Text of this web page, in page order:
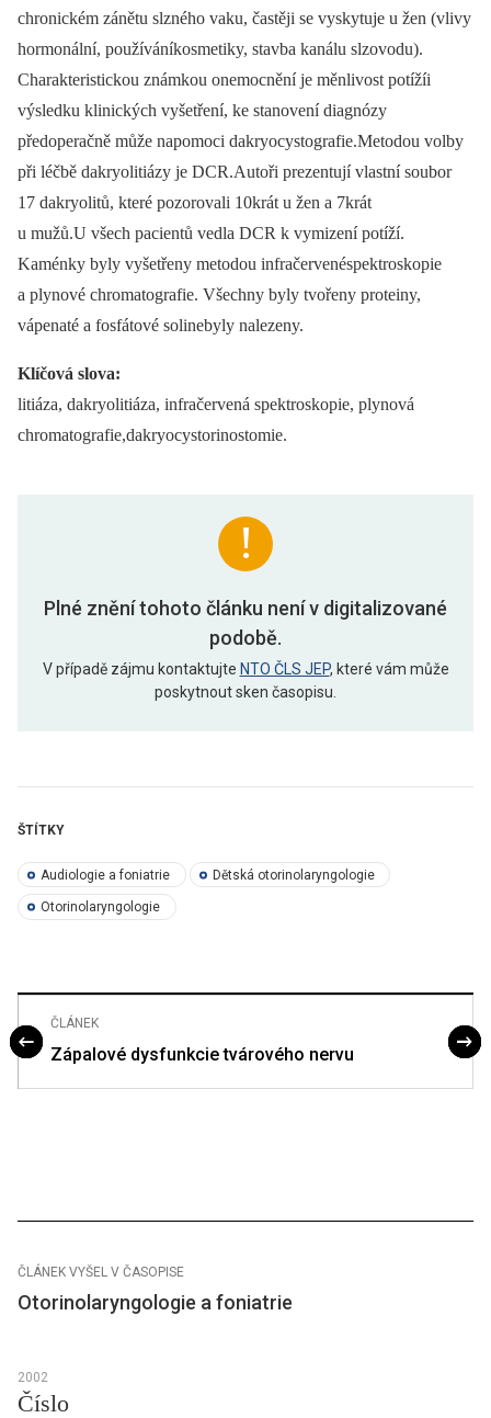
chronickém zánětu slzného vaku, častěji se vyskytuje u žen (vlivy
hormonální, používáníkosmetiky, stavba kanálu slzovodu).
Charakteristickou známkou onemocnění je měnlivost potížíi
výsledku klinických vyšetření, ke stanovení diagnózy
předoperačně může napomoci dakryocystografie.Metodou volby
při léčbě dakryolitiázy je DCR.Autoři prezentují vlastní soubor
17 dakryolitů, které pozorovali 10krát u žen a 7krát
u mužů.U všech pacientů vedla DCR k vymizení potíží.
Kaménky byly vyšetřeny metodou infračervenéspektroskopie
a plynové chromatografie. Všechny byly tvořeny proteiny,
vápenaté a fosfátové solinebyly nalezeny.
Klíčová slova:
litiáza, dakryolitiáza, infračervená spektroskopie, plynová
chromatografie,dakryocystorinostomie.
Plné znění tohoto článku není v digitalizované
podobě.
V případě zájmu kontaktujte NTO ČLS JEP, které vám může
poskytnout sken časopisu.
ŠTÍTKY
Audiologie a foniatrie Dětská otorinolaryngologie
Otorinolaryngologie
ČLÁNEK
Zápalové dysfunkcie tvárového nervu
ČLÁNEK VYŠEL V ČASOPISE
Otorinolaryngologie a foniatrie
2002
Číslo